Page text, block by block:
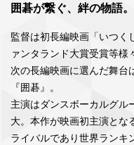
囲碁が繋ぐ、絆の物語。
監督は初長編映画「いつく
ァンタランド大賞受賞等様
次の長編映画に選んだ舞台
『囲碁』。
主演はダンスボーカルグル
大。本作が映画初主演とな
ライバルであり世界ランキ